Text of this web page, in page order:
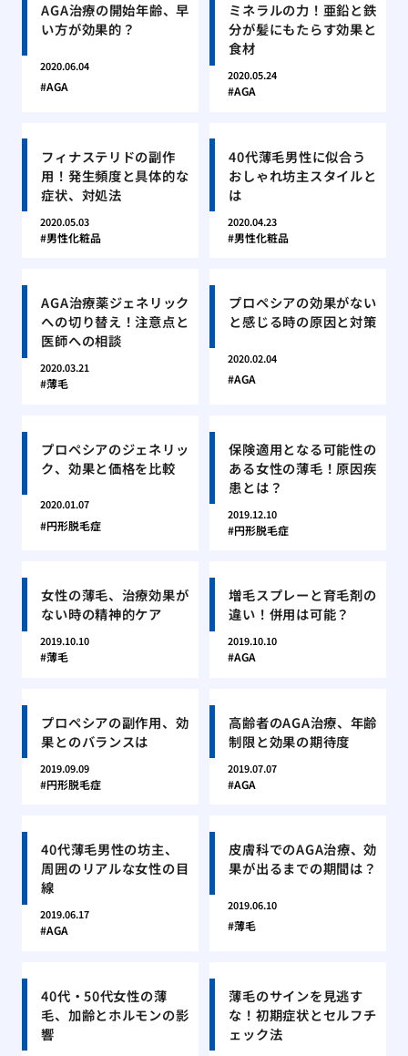
AGA治療の開始年齢、早
い方が効果的？
2020.06.04
AGA
ミネラルの力！亜鉛と鉄
分が髪にもたらす効果と
食材
2020.05.24
AGA
フィナステリドの副作
用！発生頻度と具体的な
症状、対処法
2020.05.03
男性化粧品
40代薄毛男性に似合う
おしゃれ坊主スタイルと
は
2020.04.23
男性化粧品
AGA治療薬ジェネリック
への切り替え！注意点と
医師への相談
2020.03.21
薄毛
プロペシアの効果がない
と感じる時の原因と対策
2020.02.04
AGA
プロペシアのジェネリッ
ク、効果と価格を比較
2020.01.07
円形脱毛症
保険適用となる可能性の
ある女性の薄毛！原因疾
患とは？
2019.12.10
円形脱毛症
女性の薄毛、治療効果が
ない時の精神的ケア
2019.10.10
薄毛
増毛スプレーと育毛剤の
違い！併用は可能？
2019.10.10
AGA
プロペシアの副作用、効
果とのバランスは
2019.09.09
円形脱毛症
高齢者のAGA治療、年齢
制限と効果の期待度
2019.07.07
AGA
40代薄毛男性の坊主、
周囲のリアルな女性の目
線
2019.06.17
AGA
皮膚科でのAGA治療、効
果が出るまでの期間は？
2019.06.10
薄毛
40代・50代女性の薄
毛、加齢とホルモンの影
響
薄毛のサインを見逃す
な！初期症状とセルフチ
ェック法